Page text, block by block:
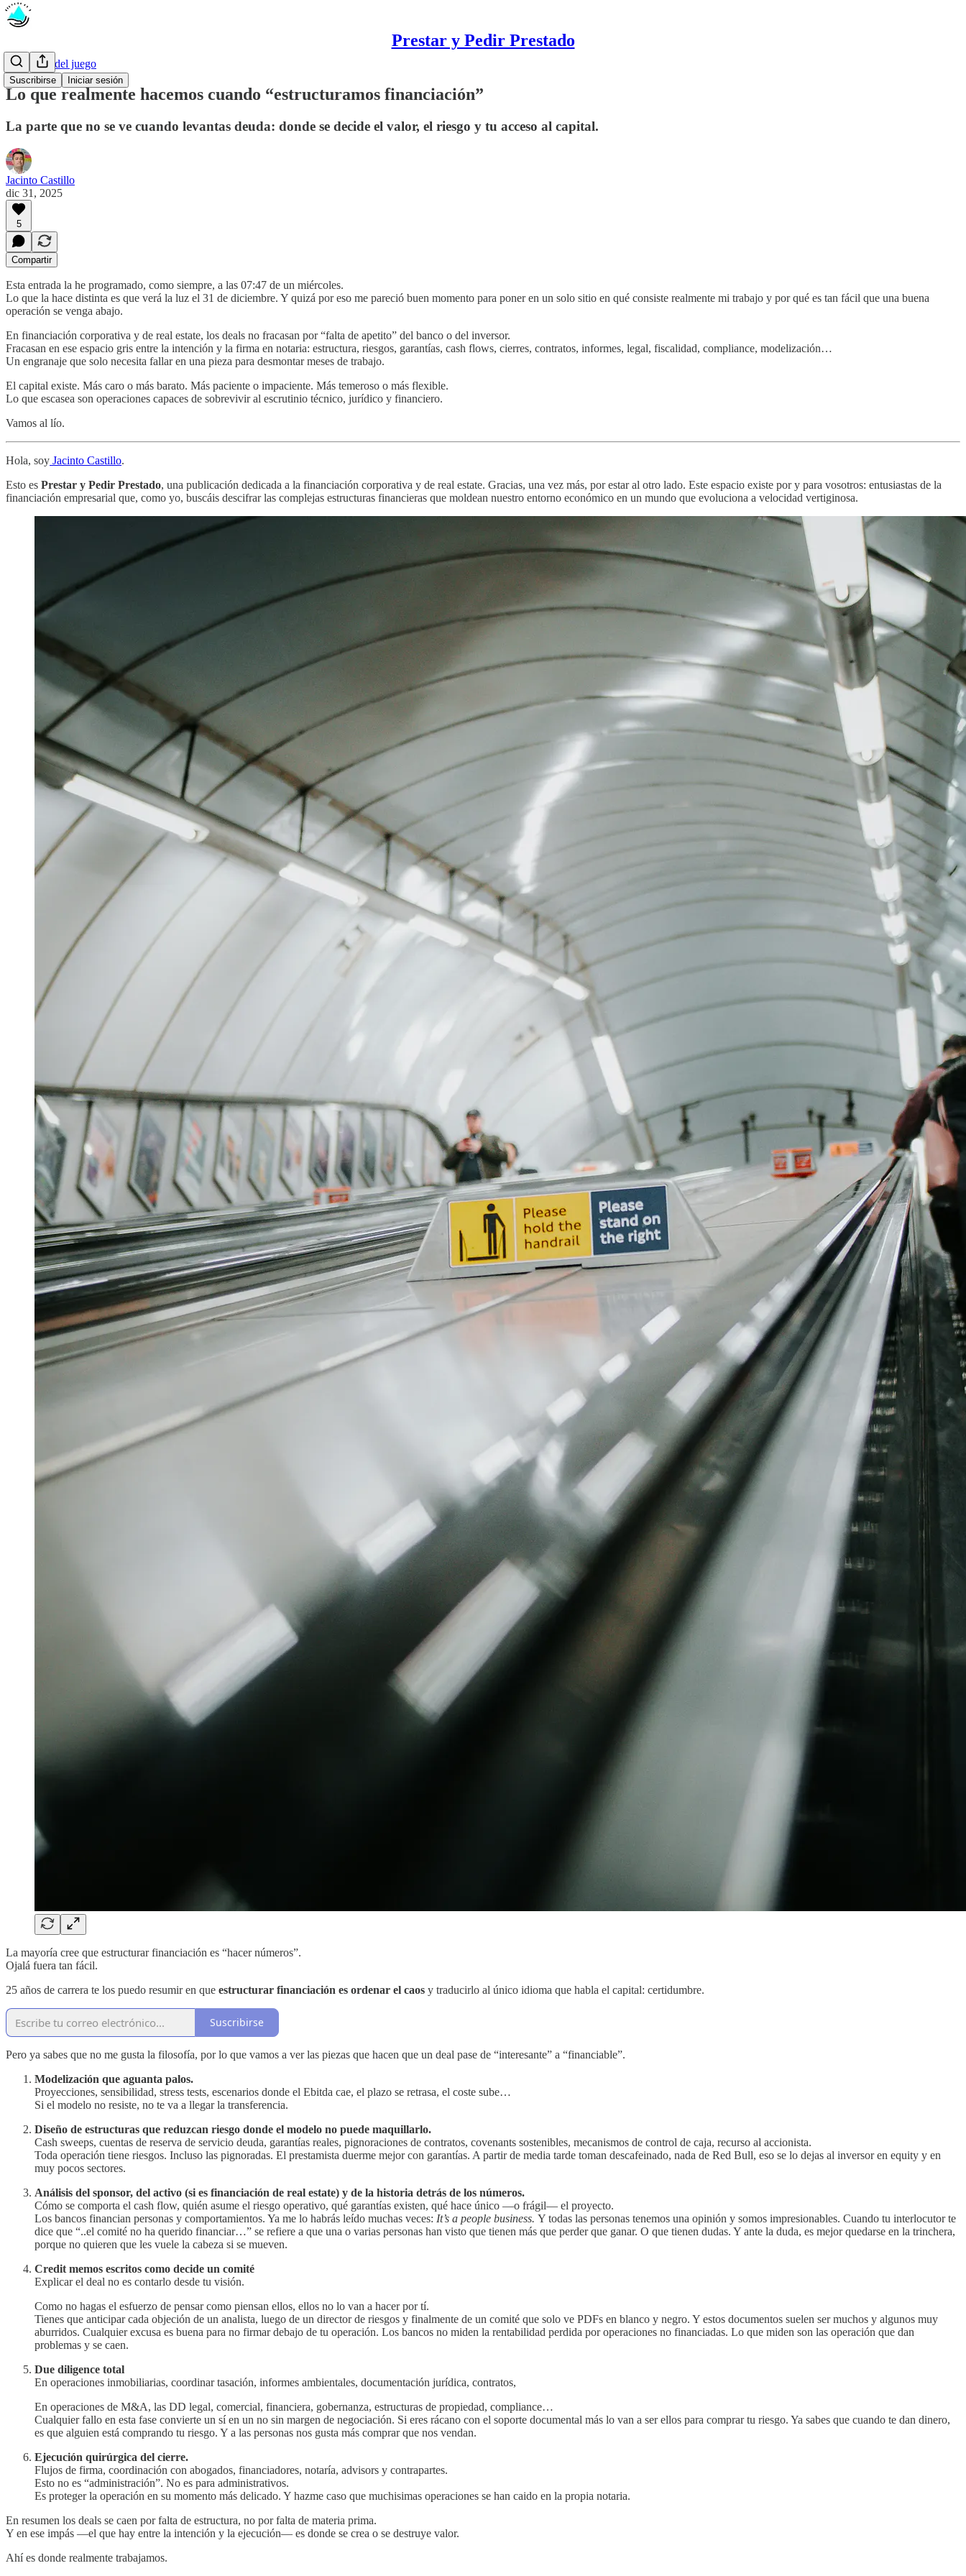
Prestar y Pedir Prestado
Suscribirse Iniciar sesión
Las reglas del juego
Lo que realmente hacemos cuando “estructuramos financiación”
La parte que no se ve cuando levantas deuda: donde se decide el valor, el riesgo y tu acceso al capital.
Jacinto Castillo
dic 31, 2025
5
Compartir
Esta entrada la he programado, como siempre, a las 07:47 de un miércoles.
Lo que la hace distinta es que verá la luz el 31 de diciembre. Y quizá por eso me pareció buen momento para poner en un solo sitio en qué consiste realmente mi trabajo y por qué es tan fácil que una buena
operación se venga abajo.
En financiación corporativa y de real estate, los deals no fracasan por “falta de apetito” del banco o del inversor.
Fracasan en ese espacio gris entre la intención y la firma en notaria: estructura, riesgos, garantías, cash flows, cierres, contratos, informes, legal, fiscalidad, compliance, modelización…
Un engranaje que solo necesita fallar en una pieza para desmontar meses de trabajo.
El capital existe. Más caro o más barato. Más paciente o impaciente. Más temeroso o más flexible.
Lo que escasea son operaciones capaces de sobrevivir al escrutinio técnico, jurídico y financiero.
Vamos al lío.
Hola, soy Jacinto Castillo.
Esto es Prestar y Pedir Prestado, una publicación dedicada a la financiación corporativa y de real estate. Gracias, una vez más, por estar al otro lado. Este espacio existe por y para vosotros: entusiastas de la
financiación empresarial que, como yo, buscáis descifrar las complejas estructuras financieras que moldean nuestro entorno económico en un mundo que evoluciona a velocidad vertiginosa.
La mayoría cree que estructurar financiación es “hacer números”.
Ojalá fuera tan fácil.
25 años de carrera te los puedo resumir en que estructurar financiación es ordenar el caos y traducirlo al único idioma que habla el capital: certidumbre.
Suscribirse
Pero ya sabes que no me gusta la filosofía, por lo que vamos a ver las piezas que hacen que un deal pase de “interesante” a “financiable”.
Modelización que aguanta palos.
Proyecciones, sensibilidad, stress tests, escenarios donde el Ebitda cae, el plazo se retrasa, el coste sube…
Si el modelo no resiste, no te va a llegar la transferencia.
Diseño de estructuras que reduzcan riesgo donde el modelo no puede maquillarlo.
Cash sweeps, cuentas de reserva de servicio deuda, garantías reales, pignoraciones de contratos, covenants sostenibles, mecanismos de control de caja, recurso al accionista.
Toda operación tiene riesgos. Incluso las pignoradas. El prestamista duerme mejor con garantías. A partir de media tarde toman descafeinado, nada de Red Bull, eso se lo dejas al inversor en equity y en
muy pocos sectores.
Análisis del sponsor, del activo (si es financiación de real estate) y de la historia detrás de los números.
Cómo se comporta el cash flow, quién asume el riesgo operativo, qué garantías existen, qué hace único —o frágil— el proyecto.
Los bancos financian personas y comportamientos. Ya me lo habrás leído muchas veces: It’s a people business. Y todas las personas tenemos una opinión y somos impresionables. Cuando tu interlocutor te
dice que “..el comité no ha querido financiar…” se refiere a que una o varias personas han visto que tienen más que perder que ganar. O que tienen dudas. Y ante la duda, es mejor quedarse en la trinchera,
porque no quieren que les vuele la cabeza si se mueven.
Credit memos escritos como decide un comité
Explicar el deal no es contarlo desde tu visión.
Como no hagas el esfuerzo de pensar como piensan ellos, ellos no lo van a hacer por tí.
Tienes que anticipar cada objeción de un analista, luego de un director de riesgos y finalmente de un comité que solo ve PDFs en blanco y negro. Y estos documentos suelen ser muchos y algunos muy
aburridos. Cualquier excusa es buena para no firmar debajo de tu operación. Los bancos no miden la rentabilidad perdida por operaciones no financiadas. Lo que miden son las operación que dan
problemas y se caen.
Due diligence total
En operaciones inmobiliarias, coordinar tasación, informes ambientales, documentación jurídica, contratos,
En operaciones de M&A, las DD legal, comercial, financiera, gobernanza, estructuras de propiedad, compliance…
Cualquier fallo en esta fase convierte un sí en un no sin margen de negociación. Si eres rácano con el soporte documental más lo van a ser ellos para comprar tu riesgo. Ya sabes que cuando te dan dinero,
es que alguien está comprando tu riesgo. Y a las personas nos gusta más comprar que nos vendan.
Ejecución quirúrgica del cierre.
Flujos de firma, coordinación con abogados, financiadores, notaría, advisors y contrapartes.
Esto no es “administración”. No es para administrativos.
Es proteger la operación en su momento más delicado. Y hazme caso que muchisimas operaciones se han caido en la propia notaria.
En resumen los deals se caen por falta de estructura, no por falta de materia prima.
Y en ese impás —el que hay entre la intención y la ejecución— es donde se crea o se destruye valor.
Ahí es donde realmente trabajamos.